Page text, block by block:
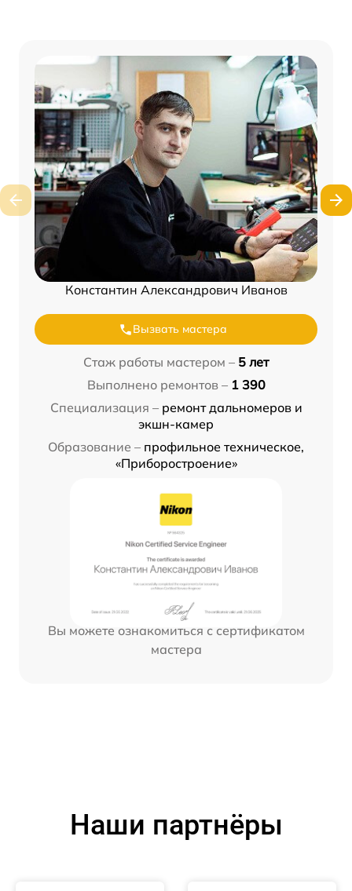
Константин Александрович Иванов
Вызвать мастера
Стаж работы мастером – 5 лет
Выполнено ремонтов – 1 390
Специализация – ремонт дальномеров и
экшн-камер
Образование – профильное техническое,
«Приборостроение»
Вы можете ознакомиться с сертификатом
мастера
Наши партнёры